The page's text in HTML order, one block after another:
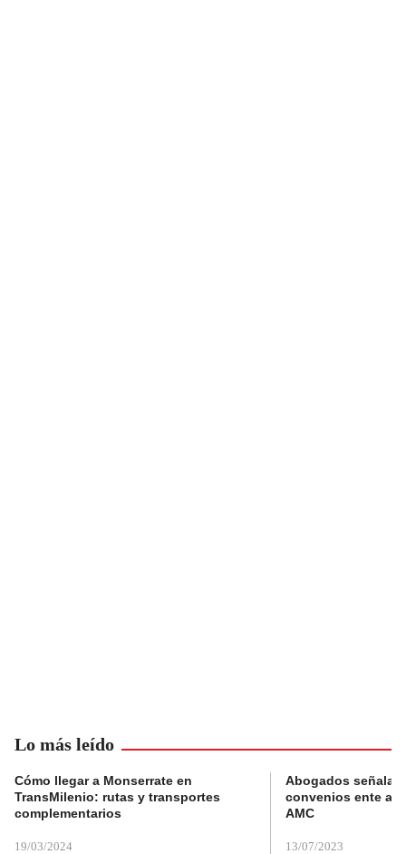
Lo más leído
Cómo llegar a Monserrate en
TransMilenio: rutas y transportes
complementarios
19/03/2024
Abogados
convenios ente
AMC
13/07/2023